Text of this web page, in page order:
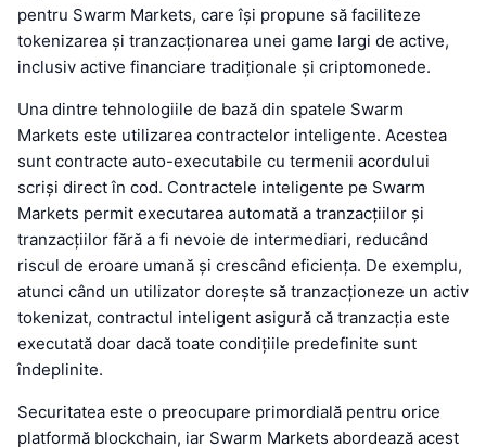
pentru Swarm Markets, care își propune să faciliteze
tokenizarea și tranzacționarea unei game largi de active,
inclusiv active financiare tradiționale și criptomonede.
Una dintre tehnologiile de bază din spatele Swarm
Markets este utilizarea contractelor inteligente. Acestea
sunt contracte auto-executabile cu termenii acordului
scriși direct în cod. Contractele inteligente pe Swarm
Markets permit executarea automată a tranzacțiilor și
tranzacțiilor fără a fi nevoie de intermediari, reducând
riscul de eroare umană și crescând eficiența. De exemplu,
atunci când un utilizator dorește să tranzacționeze un activ
tokenizat, contractul inteligent asigură că tranzacția este
executată doar dacă toate condițiile predefinite sunt
îndeplinite.
Securitatea este o preocupare primordială pentru orice
platformă blockchain, iar Swarm Markets abordează acest